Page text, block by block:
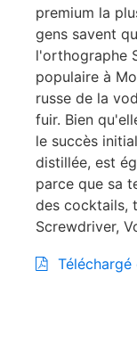
premium la
gens savent
l'orthographe
populaire à
russe de la
fuir. Bien
le succès
distillée, est
parce que sa
des cocktails,
Screwdriver,